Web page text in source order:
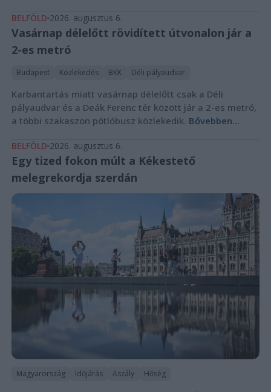
BELFÖLD 2026. augusztus 6.
Vasárnap délelőtt rövidített útvonalon jár a
2-es metró
Budapest Közlekedés BKK Déli pályaudvar
Karbantartás miatt vasárnap délelőtt csak a Déli
pályaudvar és a Deák Ferenc tér között jár a 2-es metró,
a többi szakaszon pótlóbusz közlekedik. Bővebben...
BELFÖLD 2026. augusztus 6.
Egy tized fokon múlt a Kékestető
melegrekordja szerdán
Magyarország Időjárás Aszály Hőség